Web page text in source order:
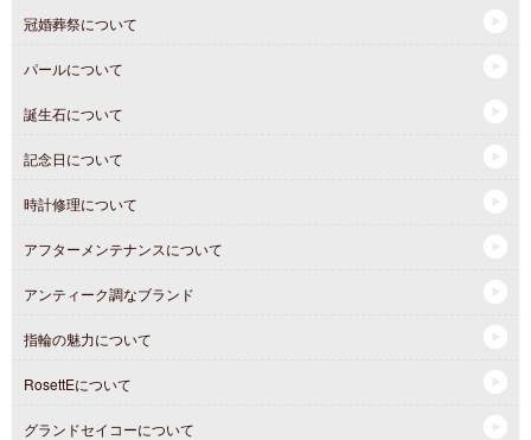
冠婚葬祭について
パールについて
誕生石について
記念日について
時計修理について
アフターメンテナンスについて
アンティーク調なブランド
指輪の魅力について
RosettEについて
グランドセイコーについて